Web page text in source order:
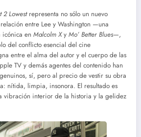
2 Lowestrepresenta no sólo un nuevo
entre Lee y Washington —una
en Malcolm Xy Mo’ Better Blues—,
del conflicto esencial del cine
entre el alma del autor y el cuerpo de las
TV y demás agentes del contenido han
sí, pero al precio de vestir su obra
nítida, limpia, insonora. El resultado es
vibración interior de la historia y la gelidez